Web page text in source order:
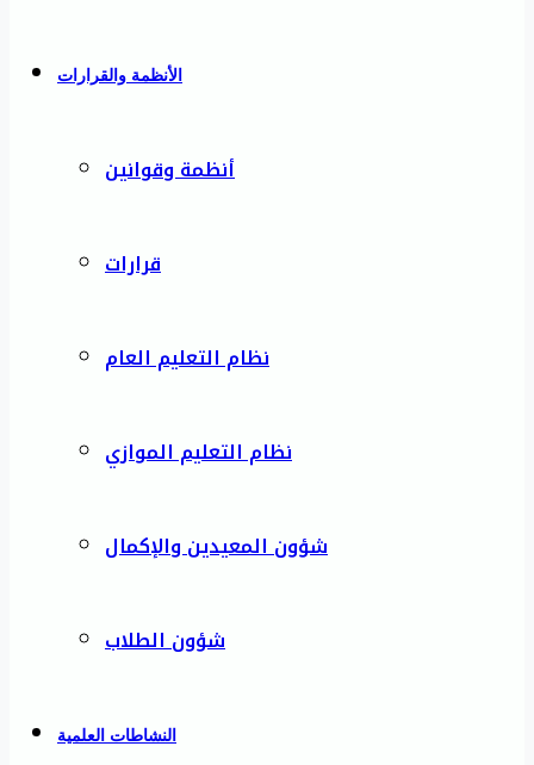
الأنظمة والقرارات
أنظمة وقوانين
قرارات
نظام التعليم العام
نظام التعليم الموازي
شؤون المعيدين والإكمال
شؤون الطلاب
النشاطات العلمية